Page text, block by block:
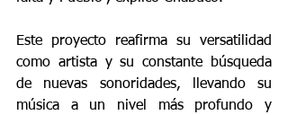
Este proyecto reafirma su versatilidad
como artista y su constante búsqueda
de nuevas sonoridades, llevando su
música a un nivel más profundo y